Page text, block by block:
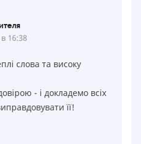
в 16:38
слова та високу
- і докладемо всіх
її!